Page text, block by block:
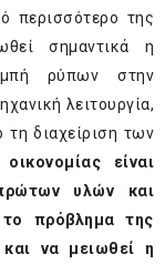
περισσότερο της
σημαντικά η
ρύπων στην
λειτουργία,
διαχείριση των
είναι
υλών και
το πρόβλημα της
να μειωθεί η